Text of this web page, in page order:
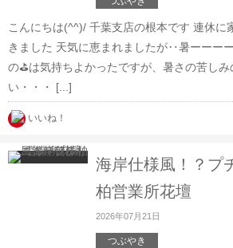
こんにちは(^^)/ 千葉支店の根本です 連休に
きました 天気に恵まれましたが‥暑ーーー
の⛳は気持ちよかったですが、暑さの苦しみ
い・・・ [...]
いいね！
海岸仕様風！？プ
柏営業所花壇
2026年07月21日
つぶやき